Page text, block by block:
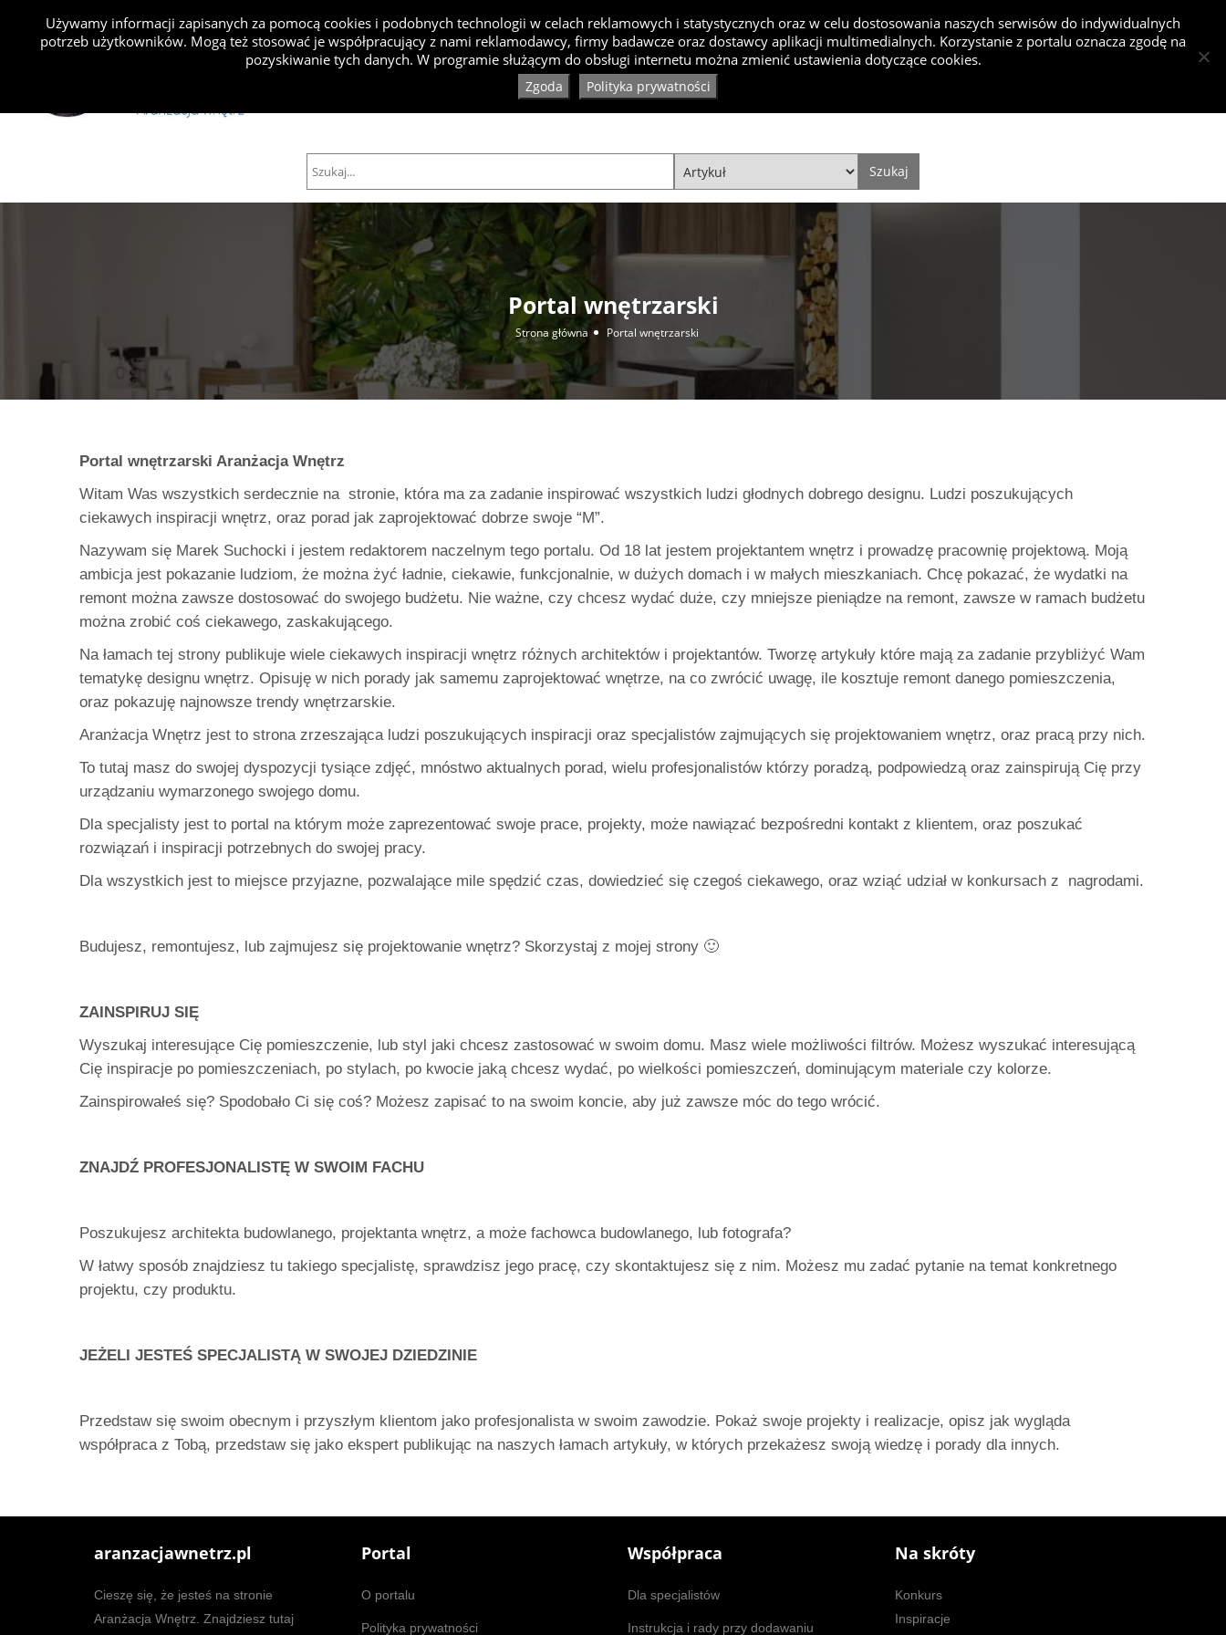
Dodaj projekt
Projekty Inspiracje Artykuły Produkty Specjaliści
Konkurs
Portal wnętrzarski
Strona główna Portal wnętrzarski
Portal wnętrzarski Aranżacja Wnętrz
Witam Was wszystkich serdecznie na stronie, która ma za zadanie inspirować wszystkich ludzi głodnych dobrego designu. Ludzi poszukujących
ciekawych inspiracji wnętrz, oraz porad jak zaprojektować dobrze swoje “M”.
Nazywam się Marek Suchocki i jestem redaktorem naczelnym tego portalu. Od 18 lat jestem projektantem wnętrz i prowadzę pracownię projektową. Moją
ambicja jest pokazanie ludziom, że można żyć ładnie, ciekawie, funkcjonalnie, w dużych domach i w małych mieszkaniach. Chcę pokazać, że wydatki na
remont można zawsze dostosować do swojego budżetu. Nie ważne, czy chcesz wydać duże, czy mniejsze pieniądze na remont, zawsze w ramach budżetu
można zrobić coś ciekawego, zaskakującego.
Na łamach tej strony publikuje wiele ciekawych inspiracji wnętrz różnych architektów i projektantów. Tworzę artykuły które mają za zadanie przybliżyć Wam
tematykę designu wnętrz. Opisuję w nich porady jak samemu zaprojektować wnętrze, na co zwrócić uwagę, ile kosztuje remont danego pomieszczenia,
oraz pokazuję najnowsze trendy wnętrzarskie.
Aranżacja Wnętrz jest to strona zrzeszająca ludzi poszukujących inspiracji oraz specjalistów zajmujących się projektowaniem wnętrz, oraz pracą przy nich.
To tutaj masz do swojej dyspozycji tysiące zdjęć, mnóstwo aktualnych porad, wielu profesjonalistów którzy poradzą, podpowiedzą oraz zainspirują Cię przy
urządzaniu wymarzonego swojego domu.
Dla specjalisty jest to portal na którym może zaprezentować swoje prace, projekty, może nawiązać bezpośredni kontakt z klientem, oraz poszukać
rozwiązań i inspiracji potrzebnych do swojej pracy.
Dla wszystkich jest to miejsce przyjazne, pozwalające mile spędzić czas, dowiedzieć się czegoś ciekawego, oraz wziąć udział w konkursach z nagrodami.
Budujesz, remontujesz, lub zajmujesz się projektowanie wnętrz? Skorzystaj z mojej strony 🙂
ZAINSPIRUJ SIĘ
Wyszukaj interesujące Cię pomieszczenie, lub styl jaki chcesz zastosować w swoim domu. Masz wiele możliwości filtrów. Możesz wyszukać interesującą
Cię inspiracje po pomieszczeniach, po stylach, po kwocie jaką chcesz wydać, po wielkości pomieszczeń, dominującym materiale czy kolorze.
Zainspirowałeś się? Spodobało Ci się coś? Możesz zapisać to na swoim koncie, aby już zawsze móc do tego wrócić.
ZNAJDŹ PROFESJONALISTĘ W SWOIM FACHU
Poszukujesz architekta budowlanego, projektanta wnętrz, a może fachowca budowlanego, lub fotografa?
W łatwy sposób znajdziesz tu takiego specjalistę, sprawdzisz jego pracę, czy skontaktujesz się z nim. Możesz mu zadać pytanie na temat konkretnego
projektu, czy produktu.
JEŻELI JESTEŚ SPECJALISTĄ W SWOJEJ DZIEDZINIE
Przedstaw się swoim obecnym i przyszłym klientom jako profesjonalista w swoim zawodzie. Pokaż swoje projekty i realizacje, opisz jak wygląda
współpraca z Tobą, przedstaw się jako ekspert publikując na naszych łamach artykuły, w których przekażesz swoją wiedzę i porady dla innych.
aranzacjawnetrz.pl
Cieszę się, że jesteś na stronie
Aranżacja Wnętrz. Znajdziesz tutaj
Portal
O portalu
Polityka prywatności
Współpraca
Dla specjalistów
Instrukcja i rady przy dodawaniu
Na skróty
Konkurs
Inspiracje
Używamy informacji zapisanych za pomocą cookies i podobnych technologii w celach reklamowych i statystycznych oraz w celu dostosowania naszych serwisów do indywidualnych
potrzeb użytkowników. Mogą też stosować je współpracujący z nami reklamodawcy, firmy badawcze oraz dostawcy aplikacji multimedialnych. Korzystanie z portalu oznacza zgodę na
pozyskiwanie tych danych. W programie służącym do obsługi internetu można zmienić ustawienia dotyczące cookies.
Zgoda Polityka prywatności